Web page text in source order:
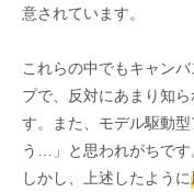
意されています。
これらの中でもキャン
プで、反対にあまり知
す。また、モデル駆動
う…」と思われがちです
しかし、上述したように